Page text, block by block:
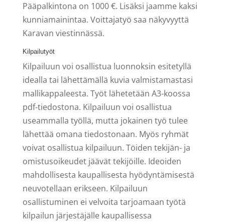
Pääpalkintona on 1000 €. Lisäksi jaamme kaksi
kunniamainintaa. Voittajatyö saa näkyvyyttä
Karavan viestinnässä.
Kilpailutyöt
Kilpailuun voi osallistua luonnoksin esitetyllä
idealla tai lähettämällä kuvia valmistamastasi
mallikappaleesta. Työt lähetetään A3-koossa
pdf-tiedostona. Kilpailuun voi osallistua
useammalla työllä, mutta jokainen työ tulee
lähettää omana tiedostonaan. Myös ryhmät
voivat osallistua kilpailuun. Töiden tekijän- ja
omistusoikeudet jäävät tekijöille. Ideoiden
mahdollisesta kaupallisesta hyödyntämisestä
neuvotellaan erikseen. Kilpailuun
osallistuminen ei velvoita tarjoamaan työtä
kilpailun järjestäjälle kaupallisessa